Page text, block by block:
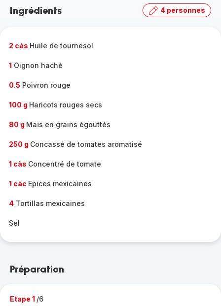
gamme
Ingrédients 4 personnes
2 càs Huile de tournesol
1 Oignon haché
0.5 Poivron rouge
100 g Haricots rouges secs
80 g Maïs en grains égouttés
250 g Concassé de tomates aromatisé
1 càs Concentré de tomate
1 càc Epices mexicaines
4 Tortillas mexicaines
Sel
Préparation
Etape 1 /6